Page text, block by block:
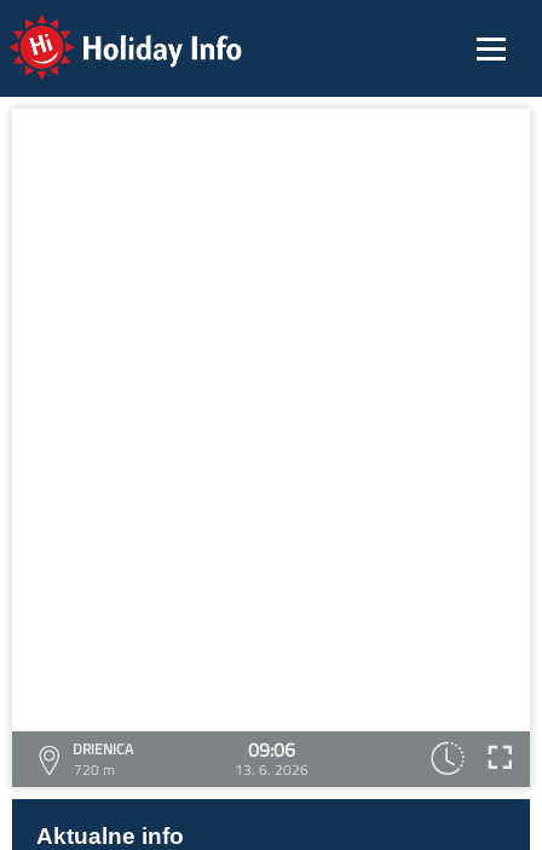
Holiday Info
DRIENICA
720 m
09:06
13. 6. 2026
Aktualne info